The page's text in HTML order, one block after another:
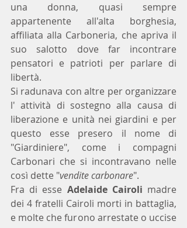
una donna, quasi sempre
appartenente all'alta borghesia,
affiliata alla Carboneria, che apriva il
suo salotto dove far incontrare
pensatori e patrioti per parlare di
libertà.
Si radunava con altre per organizzare
l' attività di sostegno alla causa di
liberazione e unità nei giardini e per
questo esse presero il nome di
"Giardiniere", come i compagni
Carbonari che si incontravano nelle
così dette "vendite carbonare".
Fra di esse Adelaide Cairoli madre
dei 4 fratelli Cairoli morti in battaglia,
e molte che furono arrestate o uccise